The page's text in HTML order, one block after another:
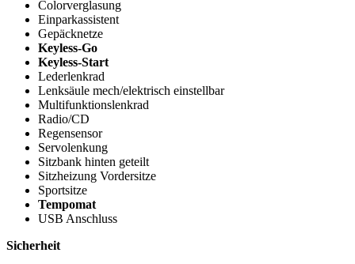
Colorverglasung
Einparkassistent
Gepäcknetze
Keyless-Go
Keyless-Start
Lederlenkrad
Lenksäule mech/elektrisch einstellbar
Multifunktionslenkrad
Radio/CD
Regensensor
Servolenkung
Sitzbank hinten geteilt
Sitzheizung Vordersitze
Sportsitze
Tempomat
USB Anschluss
Sicherheit